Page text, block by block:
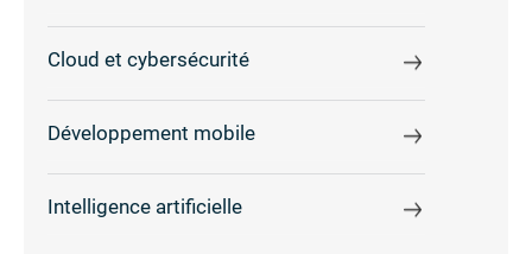
Cloud et cybersécurité
Développement mobile
Intelligence artificielle